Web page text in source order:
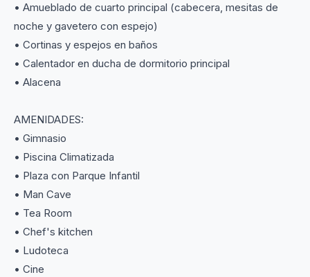
• Amueblado de cuarto principal (cabecera, mesitas de
noche y gavetero con espejo)
• Cortinas y espejos en baños
• Calentador en ducha de dormitorio principal
• Alacena
AMENIDADES:
• Gimnasio
• Piscina Climatizada
• Plaza con Parque Infantil
• Man Cave
• Tea Room
• Chef's kitchen
• Ludoteca
• Cine